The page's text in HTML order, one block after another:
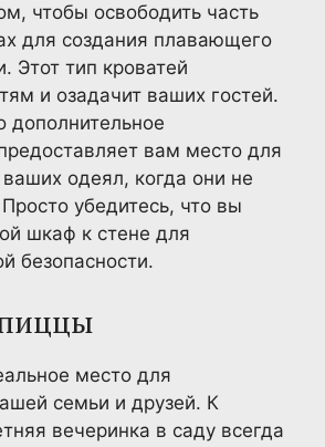
чтобы освободить часть
для создания плавающего
Этот тип кроватей
и озадачит ваших гостей.
дополнительное
вам место для
одеял, когда они не
убедитесь, что вы
шкаф к стене для
безопасности.
место для
семьи и друзей. К
вечеринка в саду всегда